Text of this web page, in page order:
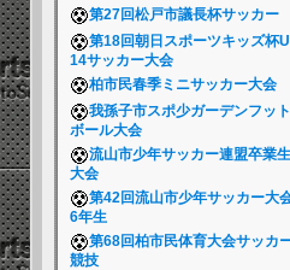
第27回松戸市議長杯サッカー
第18回朝日スポーツキッズ杯
14サッカー大会
柏市民春季ミニサッカー大会
我孫子市スポ少ガーデンフット
ボール大会
流山市少年サッカー連盟卒業生
大会
第42回流山市少年サッカー大
6年生
第68回柏市民体育大会サッカ
競技